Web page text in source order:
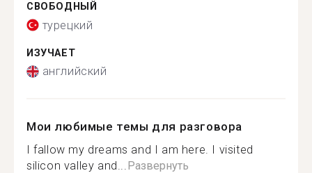
СВОБОДНЫЙ
турецкий
ИЗУЧАЕТ
английский
Мои любимые темы для разговора
I fallow my dreams and I am here. I visited
silicon valley and...Развернуть